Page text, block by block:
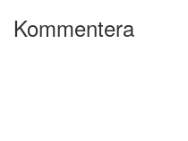
Kommentera